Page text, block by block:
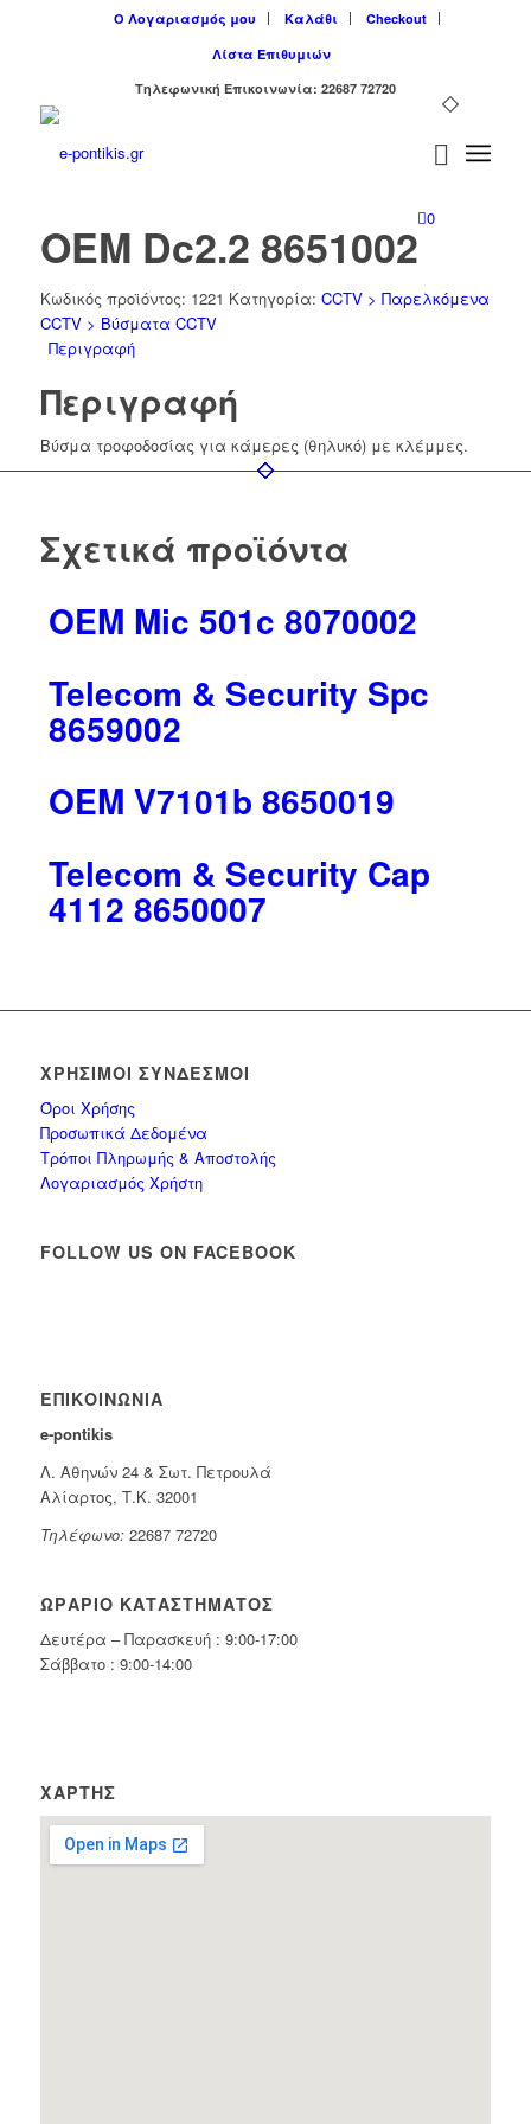
Ο Λογαριασμός μου Καλάθι
Checkout
Λίστα Επιθυμιών
Tηλεφωνική Επικοινωνία: 22687 72720
0
OEM Dc2.2 8651002
Κωδικός προϊόντος: 1221 Κατηγορία: CCTV > Παρελκόμενα
CCTV > Βύσματα CCTV
Περιγραφή
Περιγραφή
Βύσμα τροφοδοσίας για κάμερες (θηλυκό) με κλέμμες.
Σχετικά προϊόντα
OEM Mic 501c 8070002
Telecom & Security Spc
8659002
OEM V7101b 8650019
Telecom & Security Cap
4112 8650007
ΧΡΉΣΙΜΟΙ ΣΎΝΔΕΣΜΟΙ
Όροι Χρήσης
Προσωπικά Δεδομένα
Τρόποι Πληρωμής & Αποστολής
Λογαριασμός Χρήστη
FOLLOW US ON FACEBOOK
ΕΠΙΚΟΙΝΩΝΊΑ
e-pontikis
Λ. Αθηνών 24 & Σωτ. Πετρουλά
Αλίαρτος, Τ.Κ. 32001
Τηλέφωνο:22687 72720
ΩΡΆΡΙΟ ΚΑΤΑΣΤΉΜΑΤΟΣ
Δευτέρα – Παρασκευή : 9:00-17:00
Σάββατο : 9:00-14:00
ΧΆΡΤΗΣ